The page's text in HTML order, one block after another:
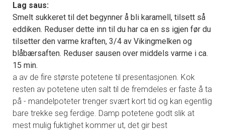
Lag saus:
Smelt sukkeret til det begynner å bli karamell, tilsett så
eddiken. Reduser dette inn til du har ca en ss igjen før du
tilsetter den varme kraften, 3/4 av Vikingmelken og
blåbærsaften. Reduser sausen over middels varme i ca.
15 min.
a av de fire største potetene til presentasjonen. Kok
resten av potetene uten salt til de fremdeles er faste å ta
på - mandelpoteter trenger svært kort tid og kan egentlig
bare trekke seg ferdige. Damp potetene godt slik at
mest mulig fuktighet kommer ut, det gir best